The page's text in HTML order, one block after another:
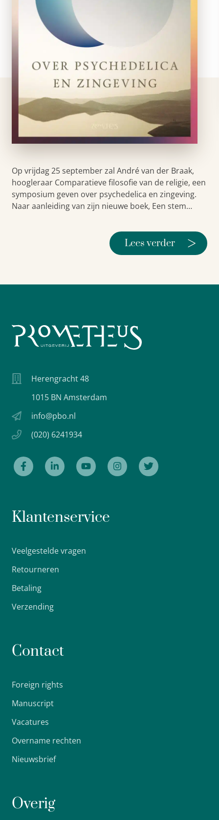
Op vrijdag 25 september zal André van der Braak,
hoogleraar Comparatieve filosofie van de religie, een
symposium geven over psychedelica en zingeving.
Naar aanleiding van zijn nieuwe boek, Een stem…
Lees verder >
Herengracht 48
1015 BN Amsterdam
info@pbo.nl
(020) 6241934
Klantenservice
Veelgestelde vragen
Retourneren
Betaling
Verzending
Contact
Foreign rights
Manuscript
Vacatures
Overname rechten
Nieuwsbrief
Overig